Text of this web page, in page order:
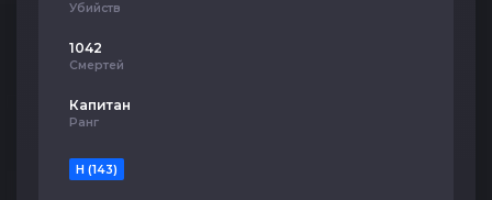
Убийств
1042
Смертей
Капитан
Ранг
H (143)